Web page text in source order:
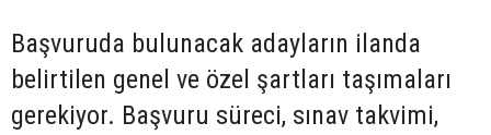
Başvuruda bulunacak adayların ilanda
belirtilen genel ve özel şartları taşımaları
gerekiyor. Başvuru süreci, sınav takvimi,